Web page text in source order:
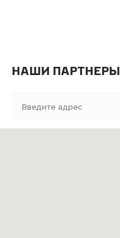
НАШИ ПАРТНЕРЫ